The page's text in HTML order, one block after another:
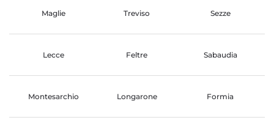
Maglie Treviso Sezze
Lecce Feltre Sabaudia
Montesarchio Longarone Formia